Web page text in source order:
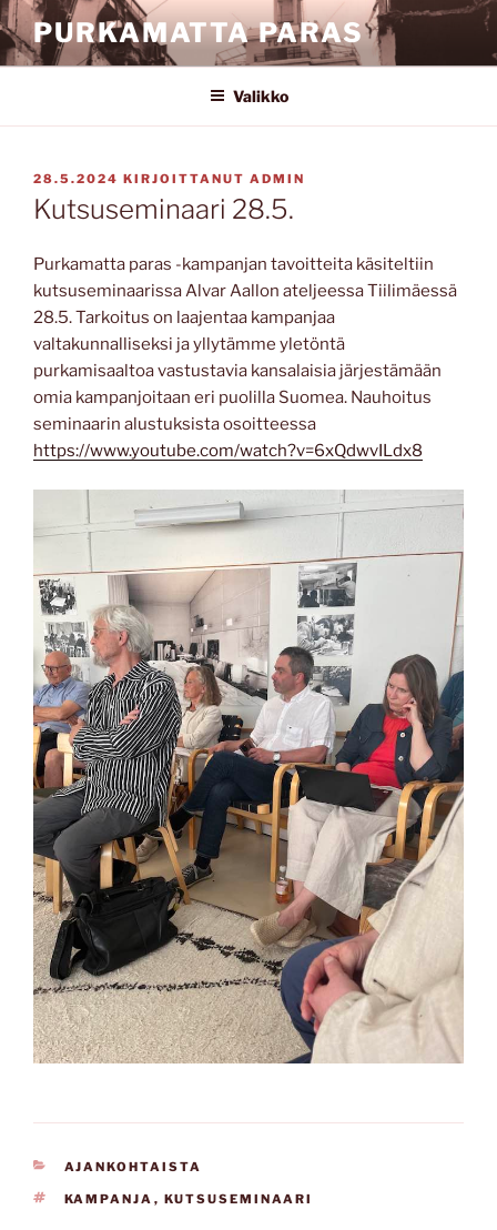
Siirry
sisältöönPURKAMATTA PARAS
Valikko
JULKAISTU
28.5.2024 KIRJOITTANUT ADMIN
Kutsuseminaari 28.5.
Purkamatta paras -kampanjan tavoitteita käsiteltiin
kutsuseminaarissa Alvar Aallon ateljeessa Tiilimäessä
28.5. Tarkoitus on laajentaa kampanjaa
valtakunnalliseksi ja yllytämme yletöntä
purkamisaaltoa vastustavia kansalaisia järjestämään
omia kampanjoitaan eri puolilla Suomea. Nauhoitus
seminaarin alustuksista osoitteessa
https://www.youtube.com/watch?v=6xQdwvILdx8
KATEGORIAT
AJANKOHTAISTA
AVAINSANAT
KAMPANJA , KUTSUSEMINAARI